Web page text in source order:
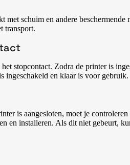
schuim en andere beschermende
transport.
stopcontact. Zodra de printer is
ingeschakeld en klaar is voor gebruik.
is aangesloten, moet je
en installeren. Als dit niet gebeurt,